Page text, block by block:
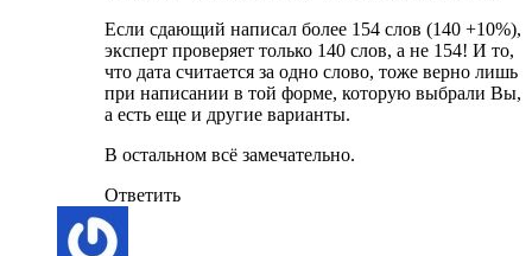
Если сдающий написал более 154 слов (140 +10%),
эксперт проверяет только 140 слов, а не 154! И то,
что дата считается за одно слово, тоже верно лишь
при написании в той форме, которую выбрали Вы,
а есть еще и другие варианты.
В остальном всё замечательно.
Ответить